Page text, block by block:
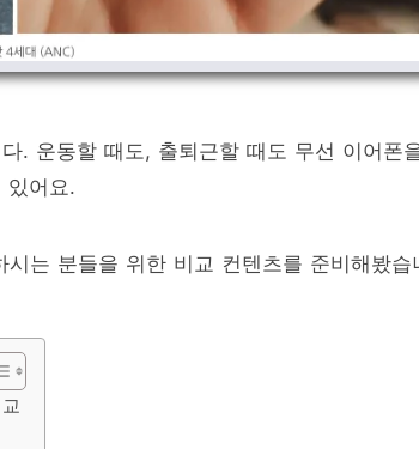
. 운동할 때도, 출퇴근할 때도 무선 이어폰
있어요.
는 분들을 위한 비교 컨텐츠를 준비해봤습